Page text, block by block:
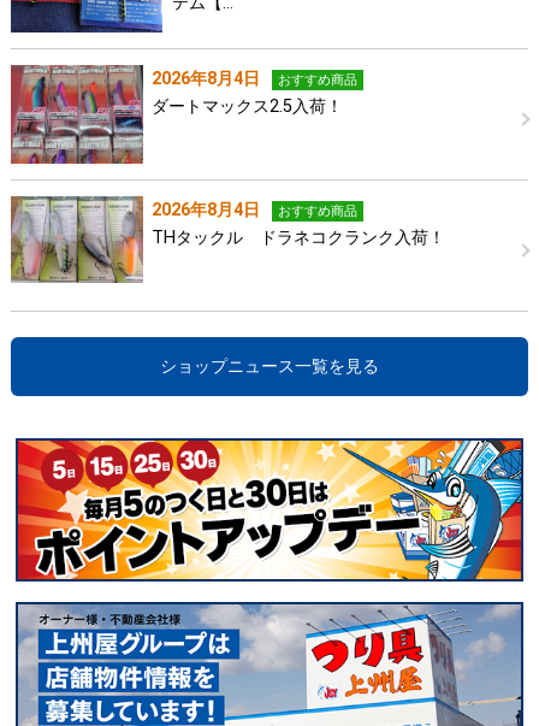
2026年8月4日 おすすめ商品
ダートマックス2.5入荷！
2026年8月4日 おすすめ商品
THタックル ドラネコクランク入荷！
ショップニュース一覧を見る